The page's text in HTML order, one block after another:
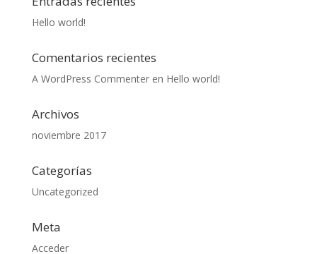
Hello world!
Comentarios recientes
A WordPress Commenteren Hello world!
Archivos
noviembre 2017
Categorías
Uncategorized
Meta
Acceder